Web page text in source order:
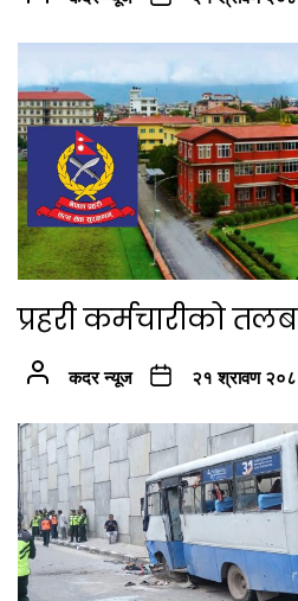
प्रहरी कर्मचारीको
कदर न्यूज २१ श्रावण